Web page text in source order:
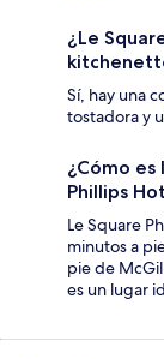
¿Le
Sí, hay una
tostadora y
¿Cómo es
Phillips
Le Square
minutos a
pie de
es un lugar